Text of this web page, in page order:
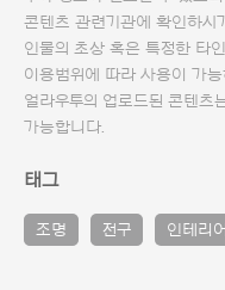
콘텐츠 관련기관에 확인하
인물의 초상 혹은 특정한 타
이용범위에 따라 사용이 가
얼라우투의 업로드된 콘텐츠
가능합니다.
태그
조명 전구 인테리어